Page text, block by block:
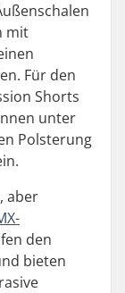
mit
Für den
Shorts
unter
Polsterung
aber
den
bieten